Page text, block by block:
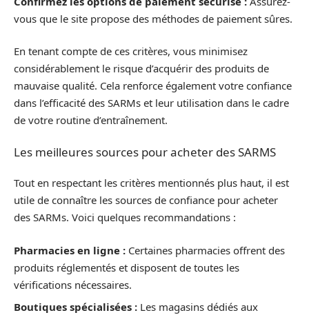
vous que le site propose des méthodes de paiement sûres.
En tenant compte de ces critères, vous minimisez
considérablement le risque d’acquérir des produits de
mauvaise qualité. Cela renforce également votre confiance
dans l’efficacité des SARMs et leur utilisation dans le cadre
de votre routine d’entraînement.
Les meilleures sources pour acheter des SARMS
Tout en respectant les critères mentionnés plus haut, il est
utile de connaître les sources de confiance pour acheter
des SARMs. Voici quelques recommandations :
Pharmacies en ligne : Certaines pharmacies offrent des
produits réglementés et disposent de toutes les
vérifications nécessaires.
Boutiques spécialisées : Les magasins dédiés aux